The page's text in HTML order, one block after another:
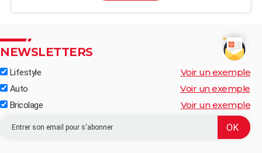
NEWSLETTERS
Lifestyle Voir un exemple
Auto Voir un exemple
Bricolage Voir un exemple